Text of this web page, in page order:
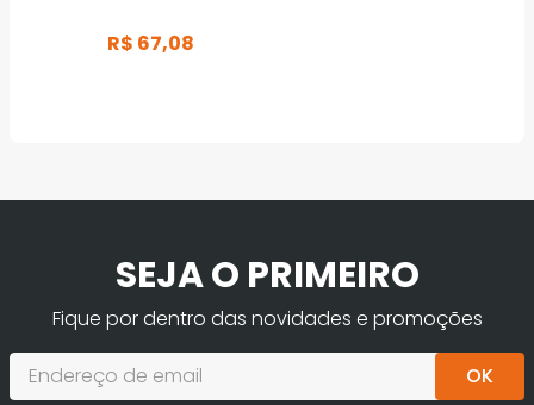
R$ 67,08
SEJA O PRIMEIRO
Fique por dentro das novidades e promoções
OK